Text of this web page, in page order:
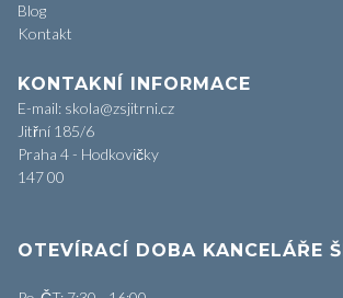
Blog
Kontakt
KONTAKNÍ INFORMACE
E-mail: skola@zsjitrni.cz
Jitřní 185/6
Praha 4 - Hodkovičky
147 00
OTEVÍRACÍ DOBA KANCELÁŘE